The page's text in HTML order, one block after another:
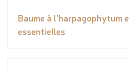
Baume à l'harpagophytum
essentielles